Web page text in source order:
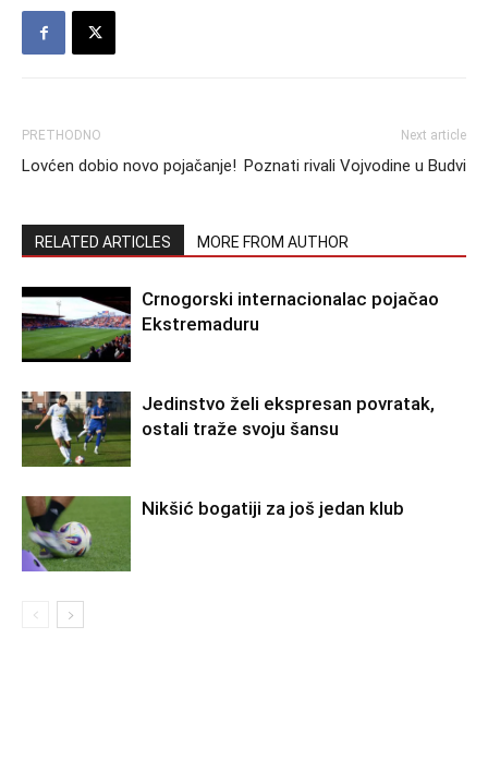
PRETHODNO
Lovćen dobio novo pojačanje!
Next article
Poznati rivali Vojvodine u Budvi
RELATED ARTICLES MORE FROM AUTHOR
Crnogorski internacionalac pojačao
Ekstremaduru
Jedinstvo želi ekspresan povratak,
ostali traže svoju šansu
Nikšić bogatiji za još jedan klub